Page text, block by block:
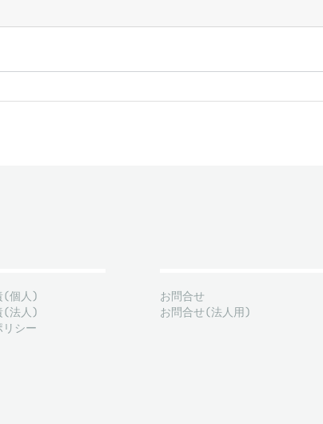
(個人)
(法人)
リシー
お問合せ
お問合せ(法人用)